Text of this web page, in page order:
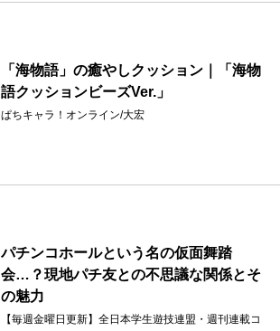
「海物語」の癒やしクッション｜「海物
語クッションビーズVer.」
ぱちキャラ！オンライン/大宏
パチンコホールという名の仮面舞踏
会…？現地パチ友との不思議な関係とそ
の魅力
【毎週金曜日更新】全日本学生遊技連盟・週刊連載コ